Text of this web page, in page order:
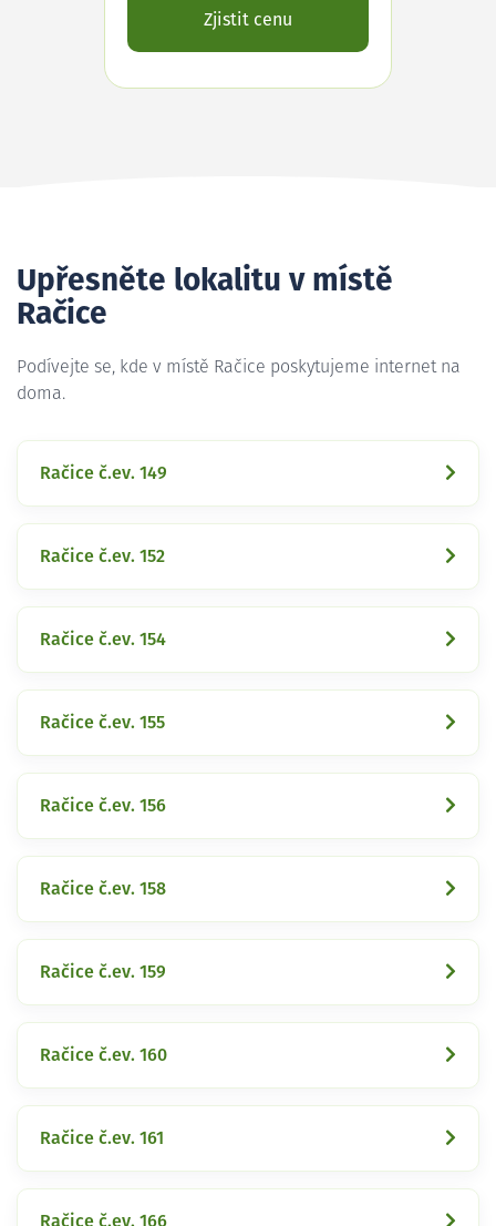
Zjistit cenu
Upřesněte lokalitu v místě
Račice
Podívejte se, kde v místě Račice poskytujeme internet na
doma.
Račice č.ev. 149
Račice č.ev. 152
Račice č.ev. 154
Račice č.ev. 155
Račice č.ev. 156
Račice č.ev. 158
Račice č.ev. 159
Račice č.ev. 160
Račice č.ev. 161
Račice č.ev. 166